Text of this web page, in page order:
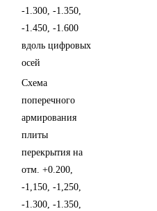
-1.300, -1.350,
-1.450, -1.600
вдоль цифровых
осей
Схема
поперечного
армирования
плиты
перекрытия на
отм. +0.200,
-1,150, -1,250,
-1.300, -1.350,